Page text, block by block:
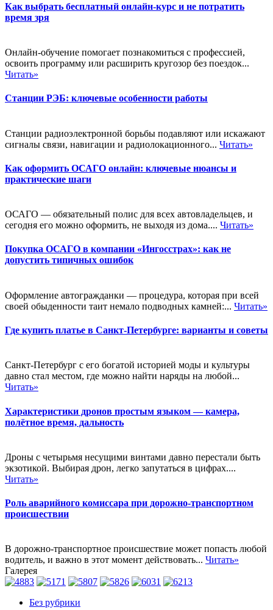
Как выбрать бесплатный онлайн-курс и не потратить
время зря
Онлайн-обучение помогает познакомиться с профессией,
освоить программу или расширить кругозор без поездок...
Читать»
Станции РЭБ: ключевые особенности работы
Станции радиоэлектронной борьбы подавляют или искажают
сигналы связи, навигации и радиолокационного... Читать»
Как оформить ОСАГО онлайн: ключевые нюансы и
практические шаги
ОСАГО — обязательный полис для всех автовладельцев, и
сегодня его можно оформить, не выходя из дома.... Читать»
Покупка ОСАГО в компании «Ингосстрах»: как не
допустить типичных ошибок
Оформление автогражданки — процедура, которая при всей
своей обыденности таит немало подводных камней:... Читать»
Где купить платье в Санкт-Петербурге: варианты и советы
Санкт-Петербург с его богатой историей моды и культуры
давно стал местом, где можно найти наряды на любой...
Читать»
Характеристики дронов простым языком — камера,
полётное время, дальность
Дроны с четырьмя несущими винтами давно перестали быть
экзотикой. Выбирая дрон, легко запутаться в цифрах....
Читать»
Роль аварийного комиссара при дорожно-транспортном
происшествии
В дорожно-транспортное происшествие может попасть любой
водитель, и важно в этот момент действовать... Читать»
Галерея
Без рубрики